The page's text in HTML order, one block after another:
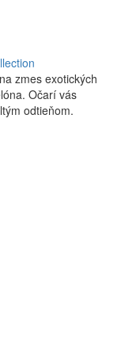
zmes exotických
Očarí vás
odtieňom.